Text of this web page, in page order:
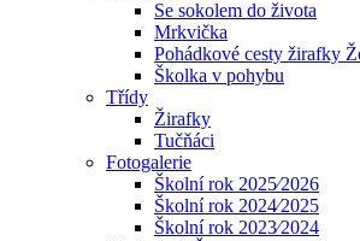
Se sokolem do života
Mrkvička
Pohádkové cesty žirafky
Školka v pohybu
Třídy
Žirafky
Tučňáci
Fotogalerie
Školní rok 2025⁄2026
Školní rok 2024⁄2025
Školní rok 2023⁄2024